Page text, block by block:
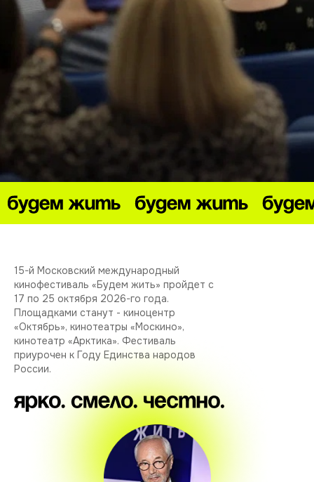
15-й Московский международный
кинофестиваль «Будем жить» пройдет с
17 по 25 октября 2026-го года.
Площадками станут - киноцентр
«Октябрь», кинотеатры «Москино»,
кинотеатр «Арктика». Фестиваль
приурочен к Году Единства народов
России.